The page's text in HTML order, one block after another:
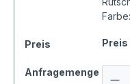
Preis
Anfragemenge